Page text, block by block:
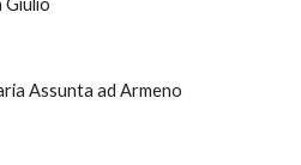
Giulio
Assunta ad Armeno